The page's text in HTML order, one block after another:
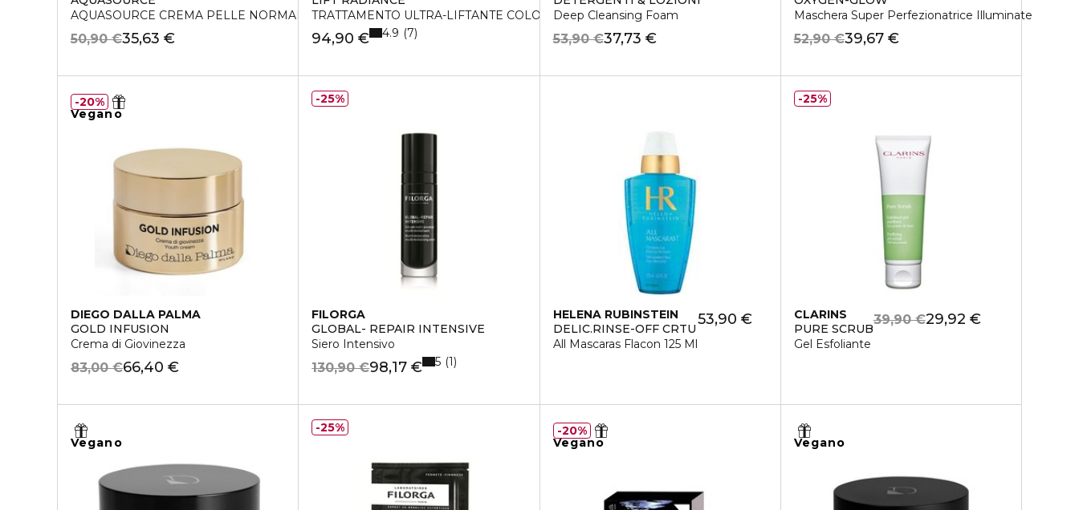
AQUASOURCE CREMA PELLE NORMALE
35,63 €
50,90 €
TRATTAMENTO ULTRA-LIFTANTE COLORITO ROSEO
94,90 € 4.9 7
Deep Cleansing Foam
37,73 €
53,90 €
Maschera Super Perfezionatrice Illuminate
39,67 €
52,90 €
Vegano
DIEGO DALLA PALMA
GOLD INFUSION
Crema di Giovinezza
66,40 €
83,00 €
20%
FILORGA
GLOBAL- REPAIR INTENSIVE
Siero Intensivo
98,17 €
130,90 € 5 1
25%
HELENA RUBINSTEIN
DELIC.RINSE-OFF CRTU
All Mascaras Flacon 125 Ml
53,90 €
CLARINS
PURE SCRUB
Gel Esfoliante
29,92 €
39,90 €
25%
Vegano
25%
Vegano
20%
Vegano